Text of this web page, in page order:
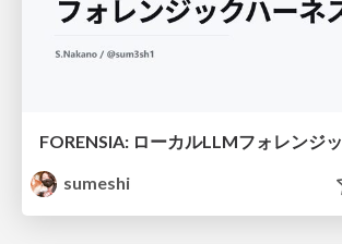
FORENSIA: ローカルLLMフォレンジ
sumeshi